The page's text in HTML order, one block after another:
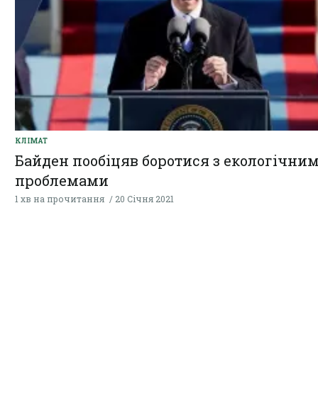
КЛІМАТ
Байден пообіцяв боротися з
проблемами
1 хв на прочитання 20 Січня 2021